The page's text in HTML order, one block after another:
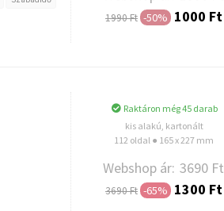
1990 Ft -50% 1000 Ft
Raktáron még 45 darab
kis alakú, kartonált
112 oldal ● 165 x 227 mm
Webshop ár: 3690 Ft
3690 Ft -65% 1300 Ft